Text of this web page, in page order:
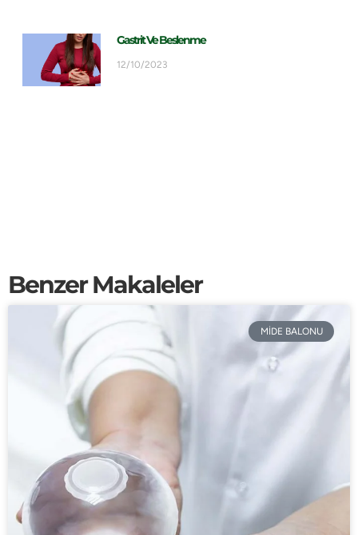
Gastrit Ve Beslenme
12/10/2023
Benzer Makaleler
MİDE BALONU